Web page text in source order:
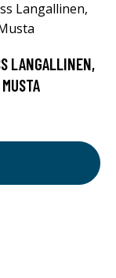
LANGALLINEN,